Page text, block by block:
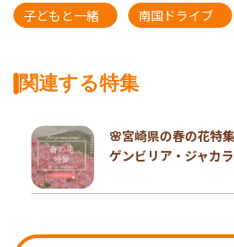
子どもと一緒 南国ドライブ
関連する特集
🌸宮崎県の春の花特
ゲンビリア・ジャカ